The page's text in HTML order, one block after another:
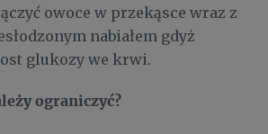
owoce w przekąsce wraz z
nabiałem gdyż
glukozy we krwi.
ograniczyć?